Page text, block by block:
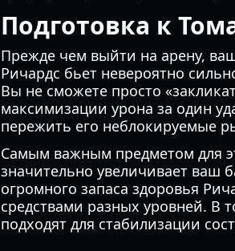
Подготовка к
Прежде чем выйти на арену,
Ричардс бьет невероятно
Вы не сможете просто
максимизации урона за один
пережить его неблокируемые
Самым важным предметом для
значительно увеличивает ваш
огромного запаса здоровья
средствами разных уровней. В
подходят для стабилизации